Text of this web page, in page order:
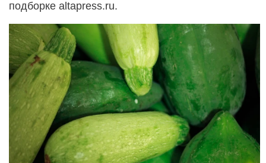
подборке altapress.ru.